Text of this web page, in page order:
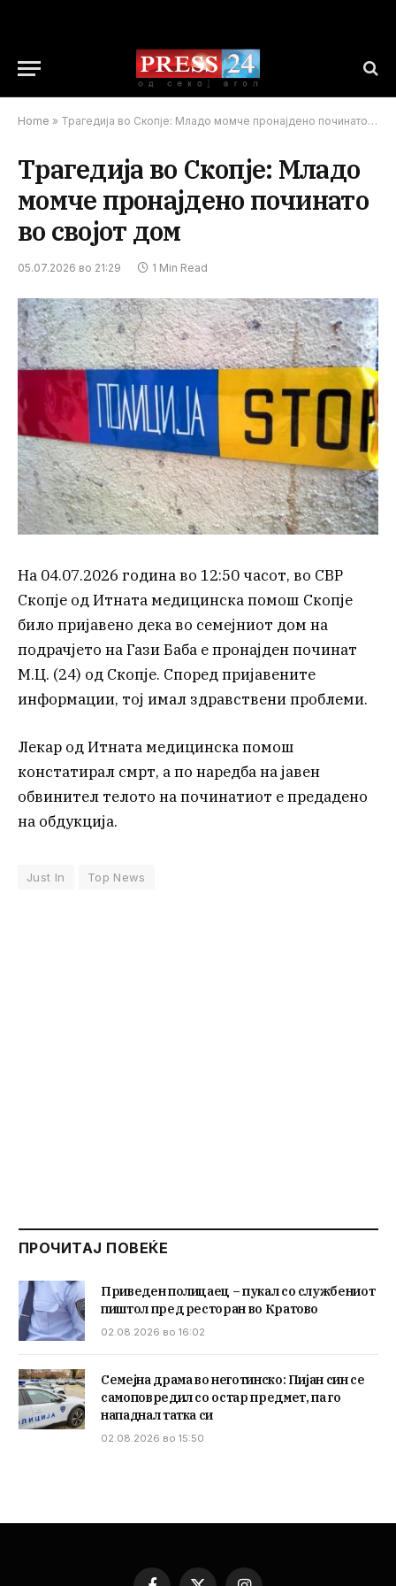
Home » Трагедија во Скопје: Младо момче пронајдено починато во својот дом
Трагедија во Скопје: Младо
момче пронајдено починато
во својот дом
05.07.2026 во 21:29 1 Min Read
На 04.07.2026 година во 12:50 часот, во СВР
Скопје од Итната медицинска помош Скопје
било пријавено дека во семејниот дом на
подрачјето на Гази Баба е пронајден починат
М.Ц. (24) од Скопје. Според пријавените
информации, тој имал здравствени проблеми.
Лекар од Итната медицинска помош
констатирал смрт, а по наредба на јавен
обвинител телото на починатиот е предадено
на обдукција.
Just In Top News
ПРОЧИТАЈ ПОВЕЌЕ
Приведен полицаец – пукал со службениот
пиштол пред ресторан во Кратово
02.08.2026 во 16:02
Семејна драма во неготинско: Пијан син се
самоповредил со остар предмет, па го
нападнал татка си
02.08.2026 во 15:50